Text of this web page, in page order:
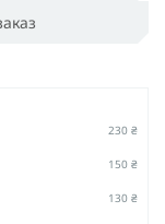
230 ₴
150 ₴
130 ₴